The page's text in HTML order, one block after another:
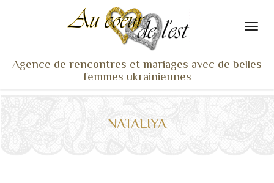
Agence de rencontres et mariages avec de belles
femmes ukrainiennes
NOS ADHÉRENTES
NATALIYA